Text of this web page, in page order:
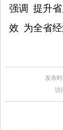
强调 提升
效 为全省
发布
访